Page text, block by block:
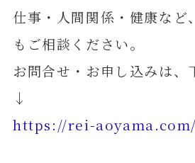
仕事・人間関係・健康など
もご相談ください。
お問合せ・お申し込みは、
↓
https://rei-